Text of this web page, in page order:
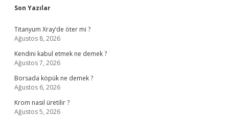
Sidebar
Son Yazılar
Titanyum Xray’de öter mi ?
Ağustos 8, 2026
Kendini kabul etmek ne demek ?
Ağustos 7, 2026
Borsada köpük ne demek ?
Ağustos 6, 2026
Krom nasıl üretilir ?
Ağustos 5, 2026